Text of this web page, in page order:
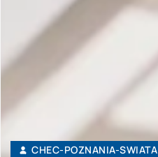
CHEC-POZNANIA-SWIATA